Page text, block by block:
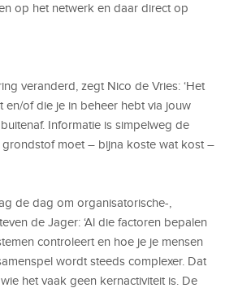
op het netwerk en daar direct op
veranderd, zegt Nico de Vries: ‘Het
of die je in beheer hebt via jouw
Informatie is simpelweg de
moet – bijna koste wat kost –
de dag om organisatorische-,
de Jager: ‘Al die factoren bepalen
controleert en hoe je je mensen
wordt steeds complexer. Dat
het vaak geen kernactiviteit is. De